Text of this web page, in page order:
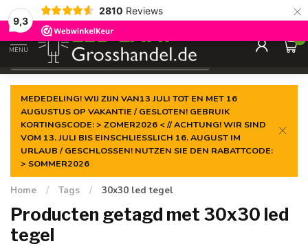
9,3
2810 Reviews ×
Gegarandeerde delaagste prijs
MENU
0
MEDEDELING! WIJ ZIJN VAN13 JULI TOT EN MET 16
AUGUSTUS OP VAKANTIE / GESLOTEN! GEBRUIK
KORTINGSCODE: > ZOMER2026 < // ACHTUNG! WIR SIND
VOM 13. JULI BIS EINSCHLIESSLICH 16. AUGUST IM
URLAUB / GESCHLOSSEN! NUTZEN SIE DEN RABATTCODE:
> SOMMER2026
Home / Tags / 30x30 led tegel
Producten getagd met 30x30 led
tegel